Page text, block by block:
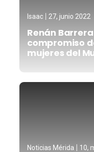
Isaac 27, junio 2022
Renán
compromiso
mujeres del
Noticias Mérida 10,